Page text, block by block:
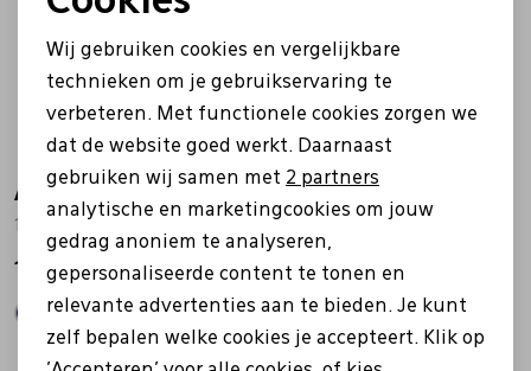
Ara
12-19224-04 wit
129,95
Ara
119,99
Noodzakelijke cookies
Analytische cookies
Marketing cookies
Wij gebruiken cookies en vergelijkbare
technieken om je gebruikservaring te
verbeteren. Met functionele cookies zorgen we
dat de website goed werkt. Daarnaast
gebruiken wij samen met 2 partners
analytische en marketingcookies om jouw
gedrag anoniem te analyseren,
gepersonaliseerde content te tonen en
relevante advertenties aan te bieden. Je kunt
zelf bepalen welke cookies je accepteert. Klik op